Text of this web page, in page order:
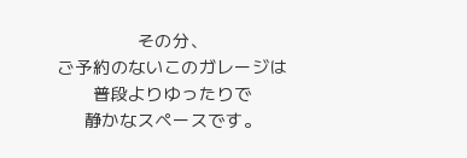
その分、
ご予約のないこのガレージは
普段よりゆったりで
静かなスペースです。